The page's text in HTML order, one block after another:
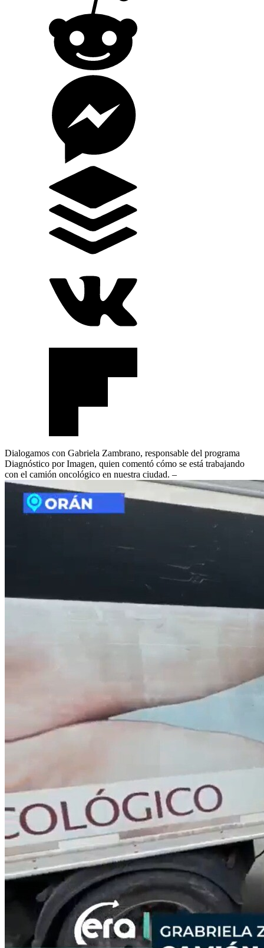
Dialogamos con Gabriela Zambrano, responsable del programa
Diagnóstico por Imagen, quien comentó cómo se está trabajando
con el camión oncológico en nuestra ciudad. –